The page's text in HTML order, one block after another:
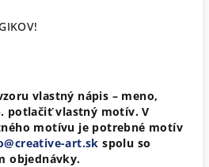
vlastný nápis – meno,
potlačiť vlastný motív. V
motívu je potrebné motív
art.sk spolu so
objednávky.